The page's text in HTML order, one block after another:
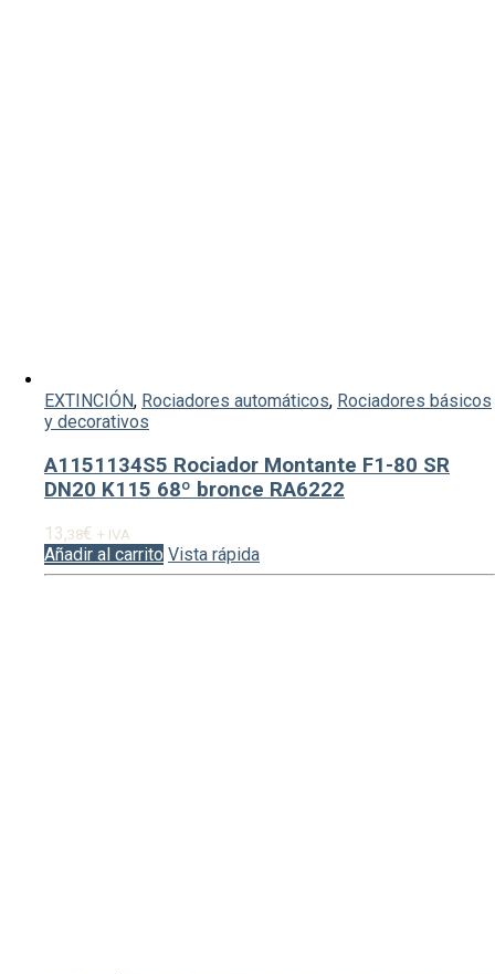
EXTINCIÓN, Rociadores automáticos, Rociadores básicos
y decorativos
A1151134S5 Rociador Montante F1-80 SR
DN20 K115 68º bronce RA6222
13,38€ + IVA
Añadir al carrito Vista rápida